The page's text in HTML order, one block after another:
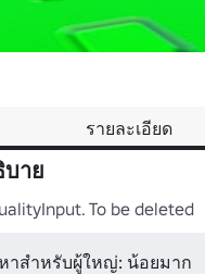
รายละเอียด
าย
To be deleted
าสำหรับผู้ใหญ่: น้อยมาก